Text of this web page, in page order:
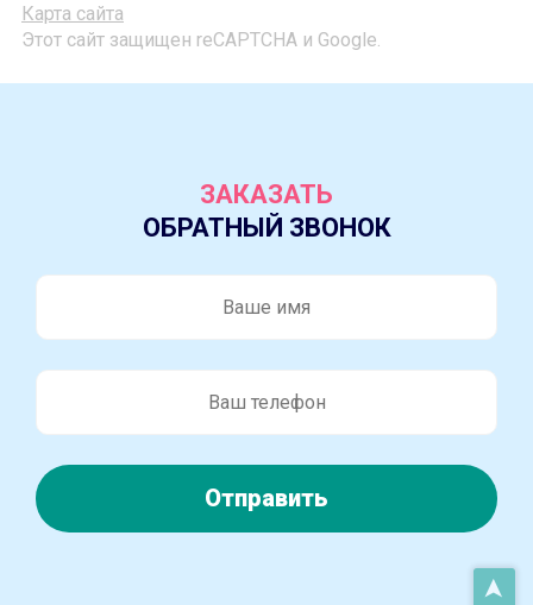
Карта сайта
Этот сайт защищен reCAPTCHA и Google.
ЗАКАЗАТЬ
ОБРАТНЫЙ ЗВОНОК
Отправить
➤